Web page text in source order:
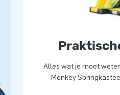
of zelf gebruikt: je hebt hoe
Alles wat je moet
Monkey